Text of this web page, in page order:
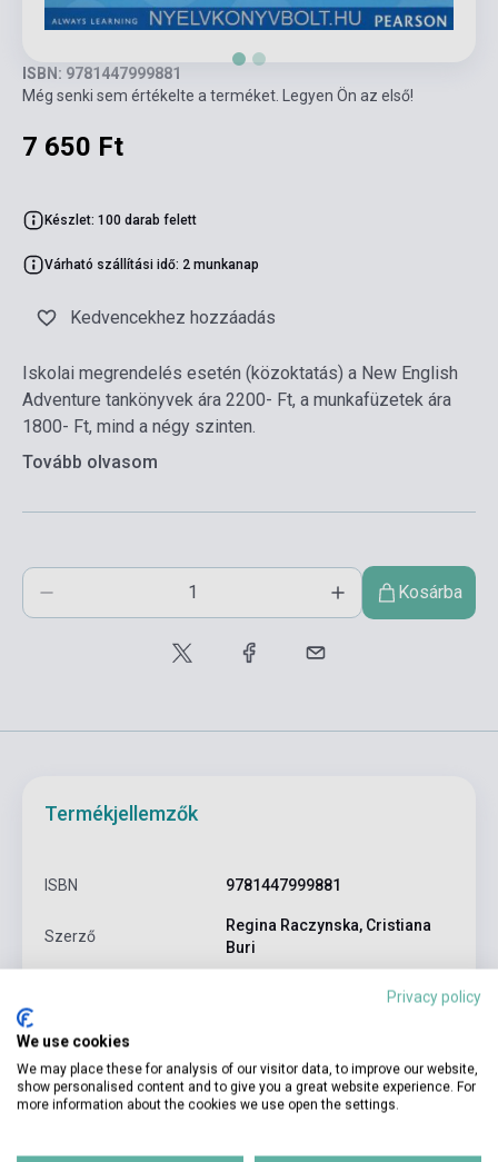
ISBN: 9781447999881
Még senki sem értékelte a terméket. Legyen Ön az első!
7 650 Ft
Készlet: 100 darab felett
Várható szállítási idő: 2 munkanap
Kedvencekhez hozzáadás
Iskolai megrendelés esetén (közoktatás) a New English
Adventure tankönyvek ára 2200- Ft, a munkafüzetek ára
1800- Ft, mind a négy szinten.
Tovább olvasom
Kosárba
Termékjellemzők
ISBN 9781447999881
Szerző
Regina Raczynska, Cristiana
Buri
Kiadó PEARSON LONGMAN
Kiadási év 2015
Privacy policy
We use cookies
We may place these for analysis of our visitor data, to improve our website,
show personalised content and to give you a great website experience. For
more information about the cookies we use open the settings.